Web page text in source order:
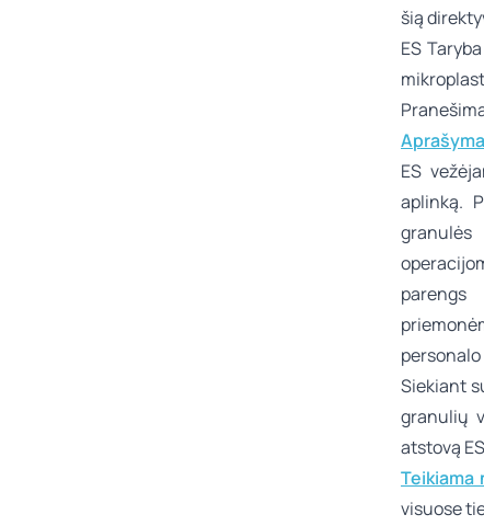
šią
ES
ES
aplinką.
Siekiant
granulių
atstovą
Teikiama
visuose